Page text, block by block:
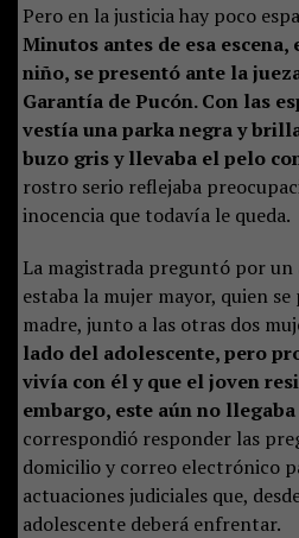
Pero en la justicia hay poco
Minutos antes de esa escena,
niño, se presentó ante la
Garantía de Pucón. Con las
vestía una parka negra y
buzo gris y llevaba el pelo
rostro serio reflejaba
inocencia que todavía le queda.
La magistrada preguntó por un
estaba la mujer mayor, quien
madre, junto a las otras dos
lado del adolescente, pero
vivía con él y que el joven
embargo, este aún no
correspondió responder las
domicilio y correo electrónico
actuaciones judiciales que,
adolescente deberá enfrentar.